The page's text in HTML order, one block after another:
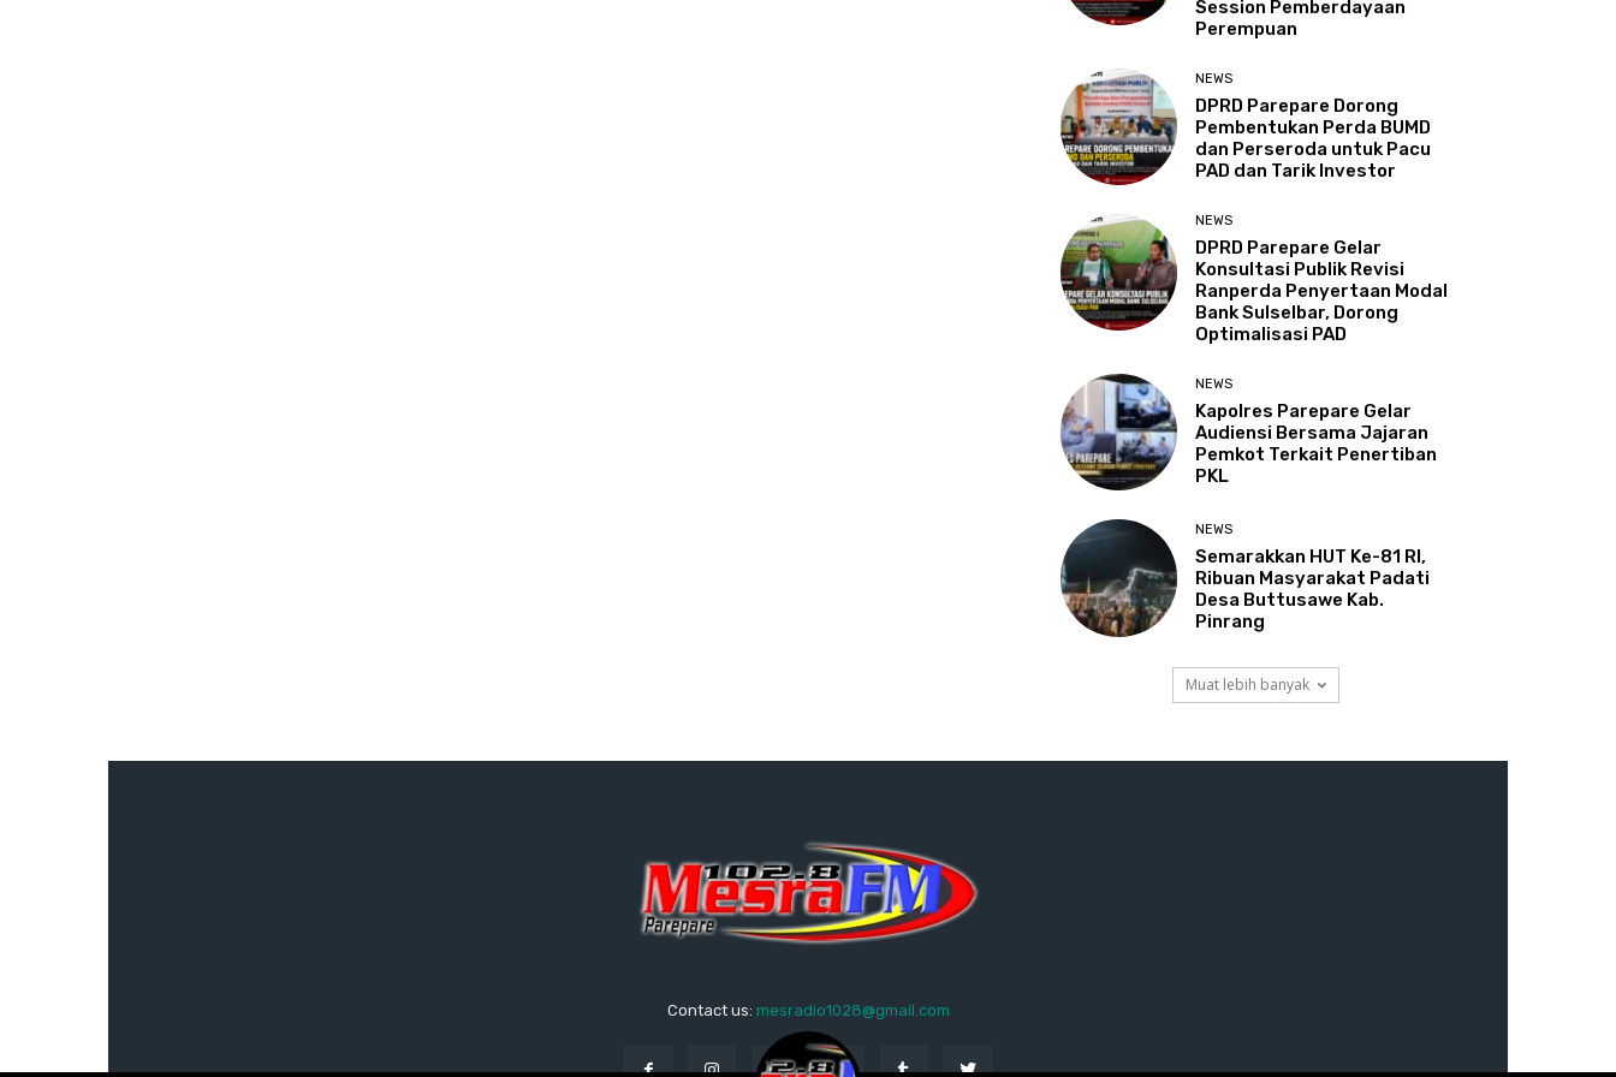
Session Pemberdayaan
Perempuan
NEWS
DPRD Parepare Dorong
Pembentukan Perda BUMD
dan Perseroda untuk Pacu
PAD dan Tarik Investor
NEWS
DPRD Parepare Gelar
Konsultasi Publik Revisi
Ranperda Penyertaan Modal
Bank Sulselbar, Dorong
Optimalisasi PAD
NEWS
Kapolres Parepare Gelar
Audiensi Bersama Jajaran
Pemkot Terkait Penertiban
PKL
NEWS
Semarakkan HUT Ke-81 RI,
Ribuan Masyarakat Padati
Desa Buttusawe Kab.
Pinrang
Muat lebih banyak
Contact us: mesradio1028@gmail.com